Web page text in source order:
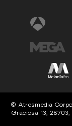
© Atresmedia
Graciosa 13,